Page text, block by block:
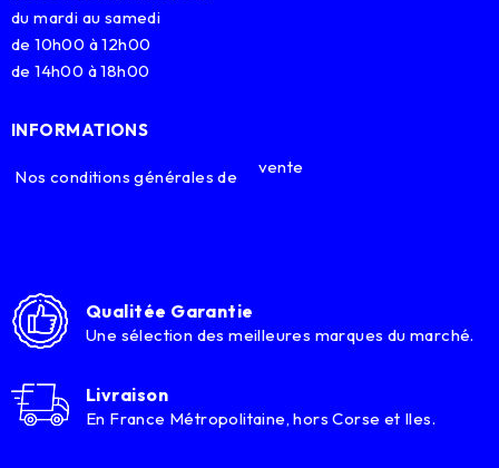
du mardi au samedi
de 10h00 à 12h00
de 14h00 à 18h00
INFORMATIONS
Nos conditions générales de vente
Qualitée Garantie
Une sélection des meilleures marques du marché.
Livraison
En France Métropolitaine, hors Corse et Iles.